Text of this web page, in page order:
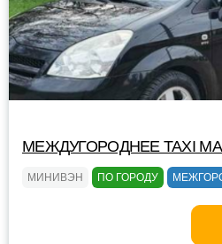
МЕЖДУГОРОДНЕЕ TAXI
МИНИВЭН ПО ГОРОДУ